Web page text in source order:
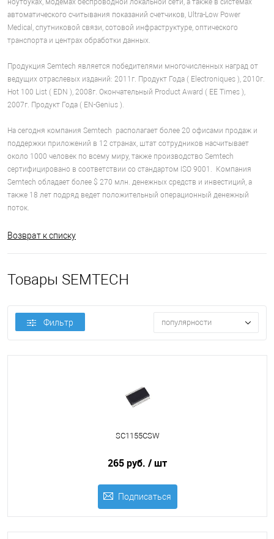
ноутбуках, модемах беспроводной локальной сети, а также в системах
автоматического считывания показаний счетчиков, Ultra-Low Power
Medical, спутниковой связи, сотовой инфраструктуре, оптического
транспорта и центрах обработки данных.
Продукция Semtech является победителями многочисленных наград от
ведущих отраслевых изданий: 2011г. Продукт Года ( Electroniques ), 2010г.
Hot 100 List ( EDN ), 2008г. Окончательный Product Award ( EE Times ),
2007г. Продукт Года ( EN-Genius ).
На сегодня компания Semtech располагает более 20 офисами продаж и
поддержки приложений в 12 странах, штат сотрудников насчитывает
около 1000 человек по всему миру, также производство Semtech
сертифицировано в соответствии со стандартом ISO 9001. Компания
Semtech обладает более $ 270 млн. денежных средств и инвестиций, а
также 18 лет подряд ведет положительный операционный денежный
поток.
Возврат к списку
Товары SEMTECH
Фильтр популярности
SC1155CSW
265 руб. / шт
Подписаться